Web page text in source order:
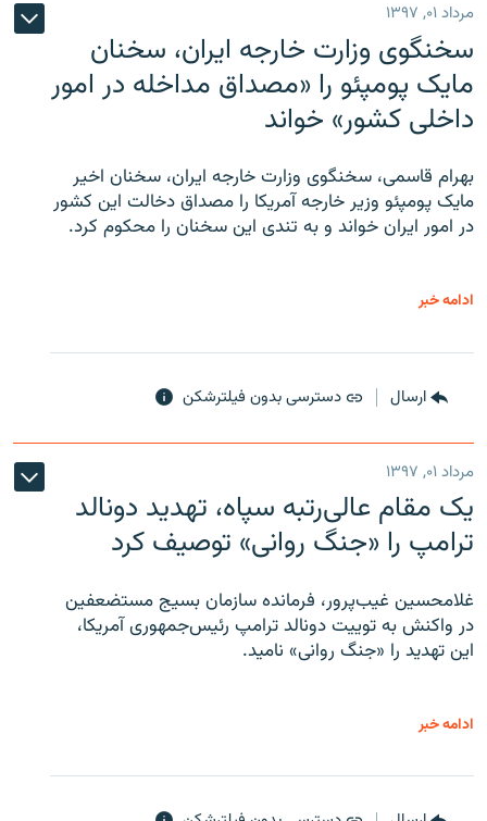
مرداد ۰۱, ۱۳۹۷
سخنگوی وزارت خارجه ایران، سخنان
مایک پومپئو را «مصداق مداخله در امور
داخلی کشور» خواند
بهرام قاسمی، سخنگوی وزارت خارجه ایران، سخنان اخیر
مایک پومپئو وزیر خارجه آمریکا را مصداق دخالت این کشور
در امور ایران خواند و به تندی این سخنان را محکوم کرد.
ادامه خبر
ارسال دسترسی بدون فیلترشکن
مرداد ۰۱, ۱۳۹۷
یک مقام عالی‌رتبه سپاه، تهدید دونالد
ترامپ را «جنگ روانی» توصیف کرد
غلامحسین غیب‌پرور، فرمانده سازمان بسیج مستضعفین
در واکنش به توییت دونالد ترامپ رئیس‌جمهوری آمریکا،
این تهدید را «جنگ روانی» نامید.
ادامه خبر